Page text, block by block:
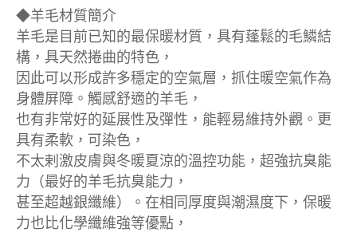
◆羊毛材質簡介
羊毛是目前已知的最保暖材質，具有蓬鬆的毛鱗結
構，具天然捲曲的特色，
因此可以形成許多穩定的空氣層，抓住暖空氣作為
身體屏障。觸感舒適的羊毛，
也有非常好的延展性及彈性，能輕易維持外觀。更
具有柔軟，可染色，
不太剌激皮膚與冬暖夏涼的溫控功能，超強抗臭能
力（最好的羊毛抗臭能力，
甚至超越銀纖維）。在相同厚度與潮濕度下，保暖
力也比化學纖維強等優點，